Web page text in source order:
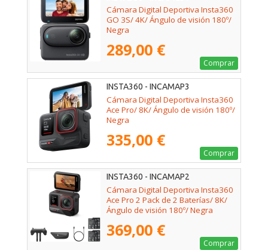
Cámara Digital Deportiva Insta360
GO 3S/ 4K/ Ángulo de visión 180º/
Negra
289,00 €
Comprar
INSTA360 - INCAMAP3
Cámara Digital Deportiva Insta360
Ace Pro/ 8K/ Ángulo de visión 180º/
Negra
335,00 €
Comprar
INSTA360 - INCAMAP2
Cámara Digital Deportiva Insta360
Ace Pro 2 Pack de 2 Baterías/ 8K/
Ángulo de visión 180º/ Negra
369,00 €
Comprar